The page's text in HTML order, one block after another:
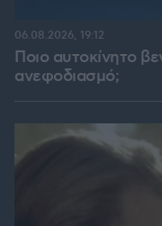
Ποιο αυτοκίνητο
ανεφοδιασμό;
06.08.2026, 19:12